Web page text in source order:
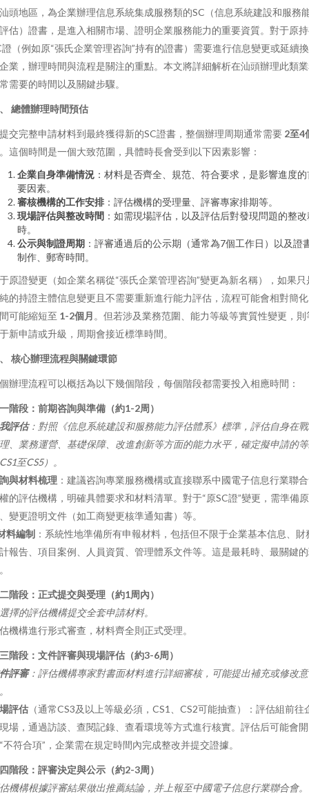
頭地區，為企業辦理信息系統集成服務類的SC（信息系統建設和服務
估）證書，是進入相關市場、證明企業服務能力的重要資質。對于原
證（例如原“張氏企業管理咨詢”持有的證書）需要進行信息變更或延續
業，辦理時間與流程是關注的重點。本文將詳細解析在汕頭辦理此類
需要的時間以及關鍵步驟。
總體辦理時間預估
交完整申請材料到最終獲得新的SC證書，整個辦理周期通常需要 2至4
。這個時間是一個大致范圍，具體時長會受到以下因素影響：
企業自身準備情況 ：材料是否齊全、規范、符合要求，是影響進度
要因素。
審核機構的工作安排 ：評估機構的受理量、評審專家排期等。
現場評估與整改時間 ：如需現場評估，以及評估后對發現問題的整
時。
公示與制證周期 ：評審通過后的公示期（通常為7個工作日）以及證
制作、郵寄時間。
原證變更（如企業名稱從“張氏企業管理咨詢”變更為新名稱），如果只
的持證主體信息變更且不需要重新進行能力評估，流程可能會相對簡
可能縮短至 1-2個月 。但若涉及業務范圍、能力等級等實質性變更，則
新申請或升級，周期會接近標準時間。
核心辦理流程與關鍵環節
辦理流程可以概括為以下幾個階段，每個階段都需要投入相應時間：
階段：前期咨詢與準備（約1-2周）
評估：對照《信息系統建設和服務能力評估體系》標準，評估自身在
、業務運營、基礎保障、改進創新等方面的能力水平，確定擬申請的
至CS5）。
與材料梳理 ：建議咨詢專業服務機構或直接聯系中國電子信息行業聯
的評估機構，明確具體要求和材料清單。對于“原SC證”變更，需準備
變更證明文件（如工商變更核準通知書）等。
料編制 ：系統性地準備所有申報材料，包括但不限于企業基本信息、財
報告、項目案例、人員資質、管理體系文件等。這是最耗時、最關鍵
階段：正式提交與受理（約1周內）
擇的評估機構提交全套申請材料。
機構進行形式審查，材料齊全則正式受理。
階段：文件評審與現場評估（約3-6周）
評審：評估機構專家對書面材料進行詳細審核，可能提出補充或修改意
評估 （通常CS3及以上等級必須，CS1、CS2可能抽查）：評估組前往
場，通過訪談、查閱記錄、查看環境等方式進行核實。評估后可能會開
不符合項”，企業需在規定時間內完成整改并提交證據。
階段：評審決定與公示（約2-3周）
機構根據評審結果做出推薦結論，并上報至中國電子信息行業聯合會。